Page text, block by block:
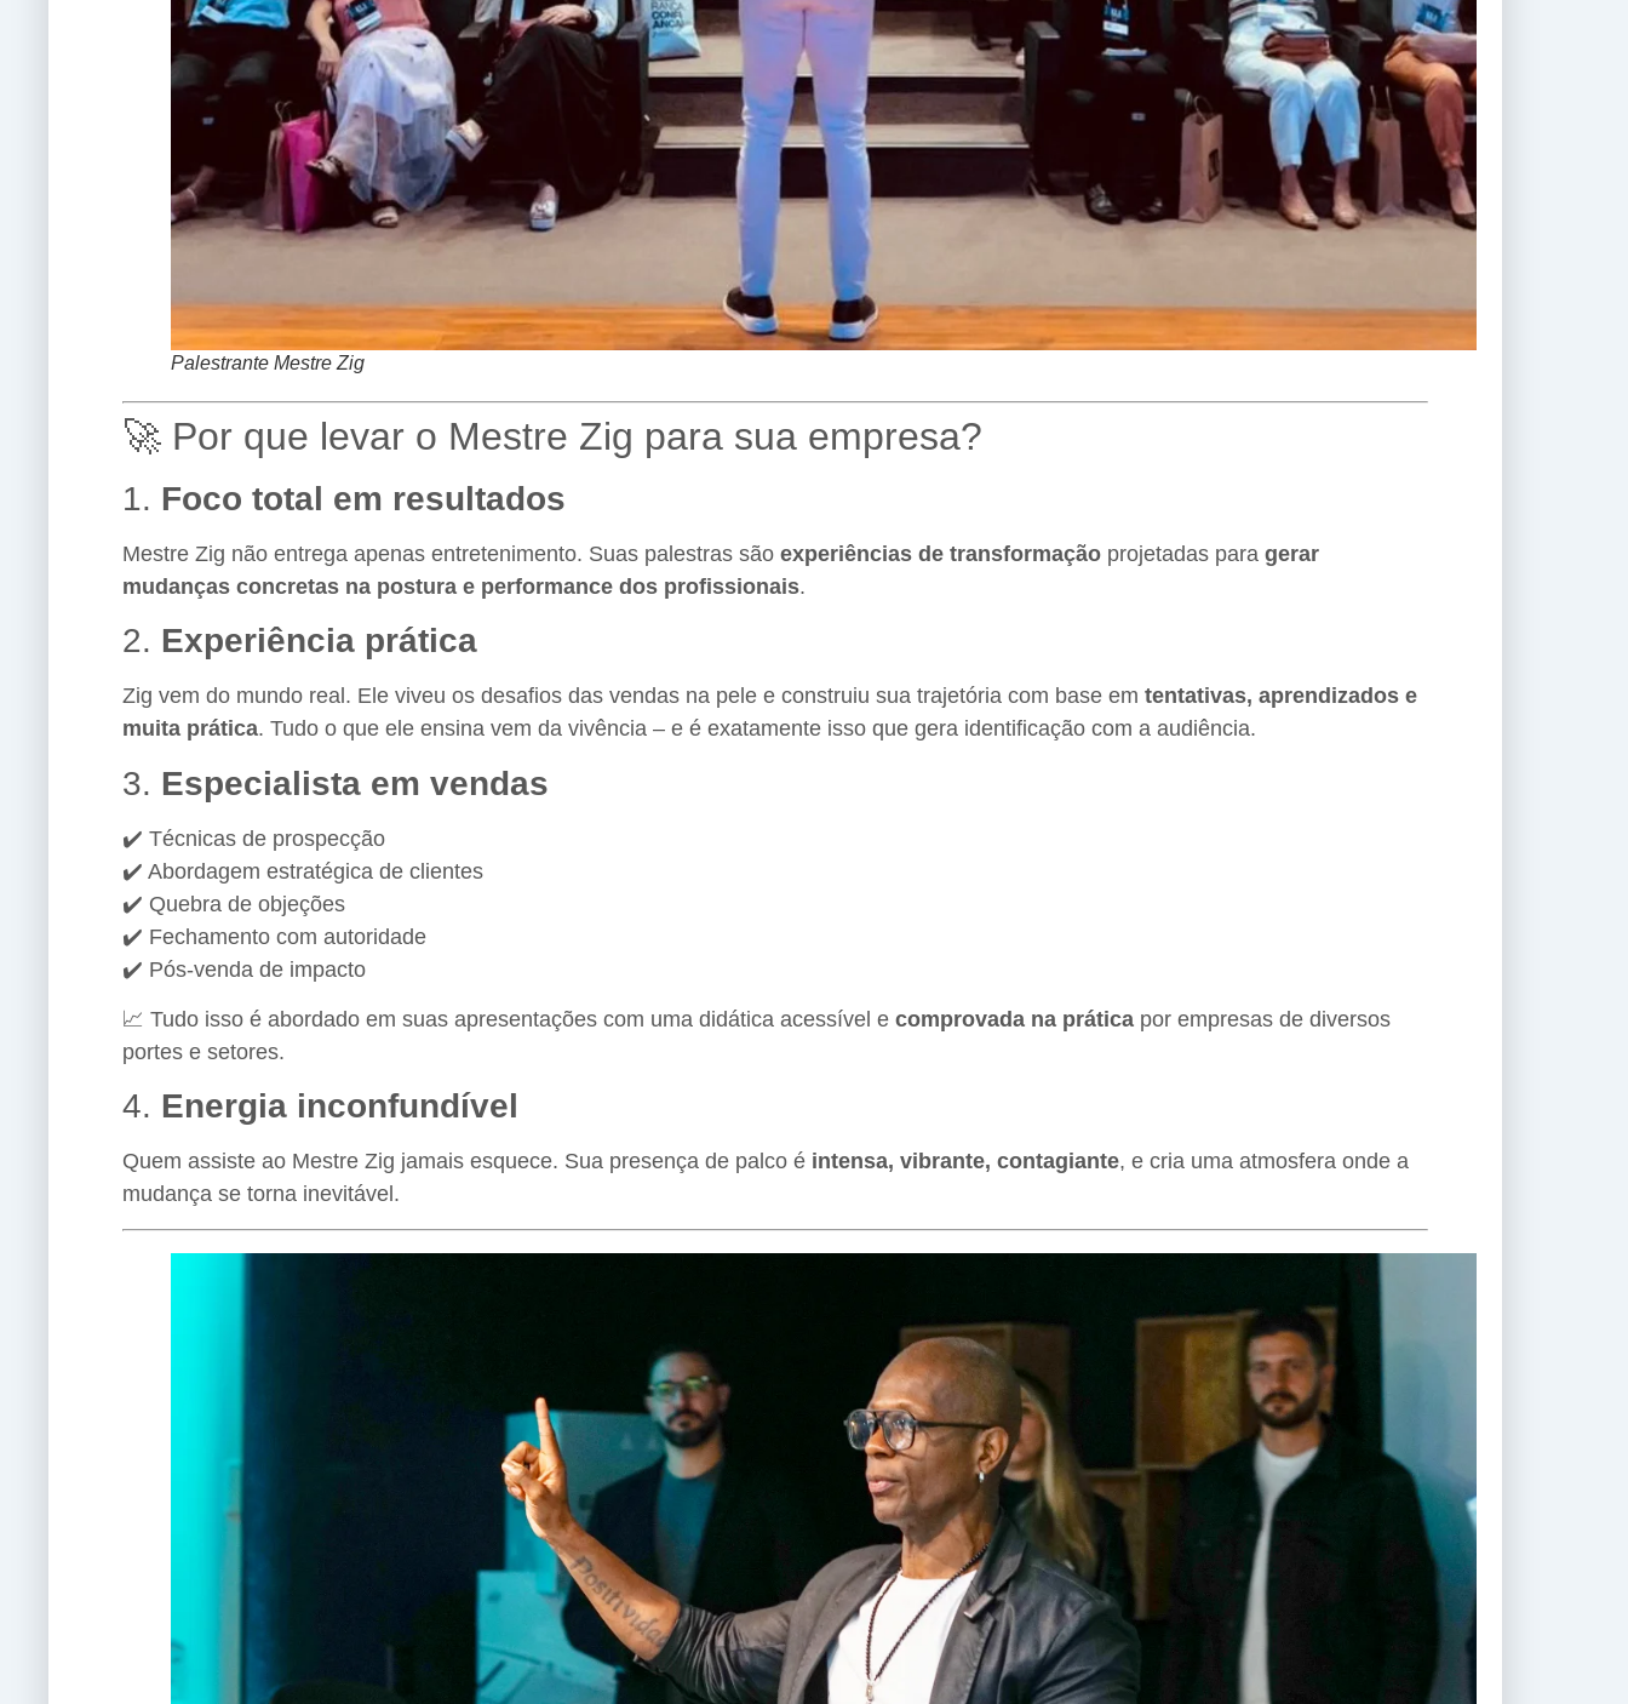
Palestrante Mestre Zig
🚀 Por que levar o Mestre Zig para sua empresa?
1. Foco total em resultados
Mestre Zig não entrega apenas entretenimento. Suas palestras são experiências de transformação projetadas para gerar
mudanças concretas na postura e performance dos profissionais.
2. Experiência prática
Zig vem do mundo real. Ele viveu os desafios das vendas na pele e construiu sua trajetória com base em tentativas, aprendizados e
muita prática. Tudo o que ele ensina vem da vivência – e é exatamente isso que gera identificação com a audiência.
3. Especialista em vendas
✔️ Técnicas de prospecção
✔️ Abordagem estratégica de clientes
✔️ Quebra de objeções
✔️ Fechamento com autoridade
✔️ Pós-venda de impacto
📈 Tudo isso é abordado em suas apresentações com uma didática acessível e comprovada na prática por empresas de diversos
portes e setores.
4. Energia inconfundível
Quem assiste ao Mestre Zig jamais esquece. Sua presença de palco é intensa, vibrante, contagiante, e cria uma atmosfera onde a
mudança se torna inevitável.